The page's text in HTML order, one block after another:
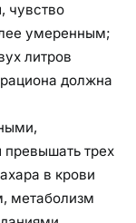
чувство
умеренным;
литров
должна
трех
в крови
метаболизм